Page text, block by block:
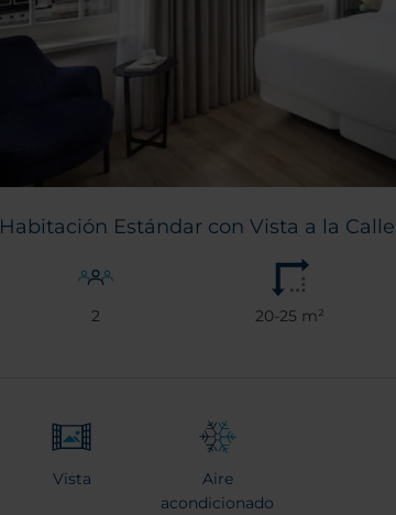
Habitación Estándar con Vista a la Calle
2 20-25 m²
Vista
Aire
acondicionado